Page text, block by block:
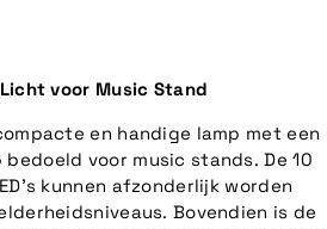
Licht voor Music Stand
en handige lamp met een
voor music stands. De 10
kunnen afzonderlijk worden
Bovendien is de